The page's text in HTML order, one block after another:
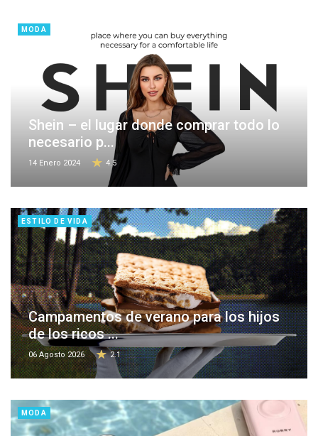
MODA
Shein – el lugar donde comprar todo lo
necesario p...
14 Enero 2024 4.5
ESTILO DE VIDA
Campamentos de verano para los hijos
de los ricos ...
06 Agosto 2026 2.1
MODA